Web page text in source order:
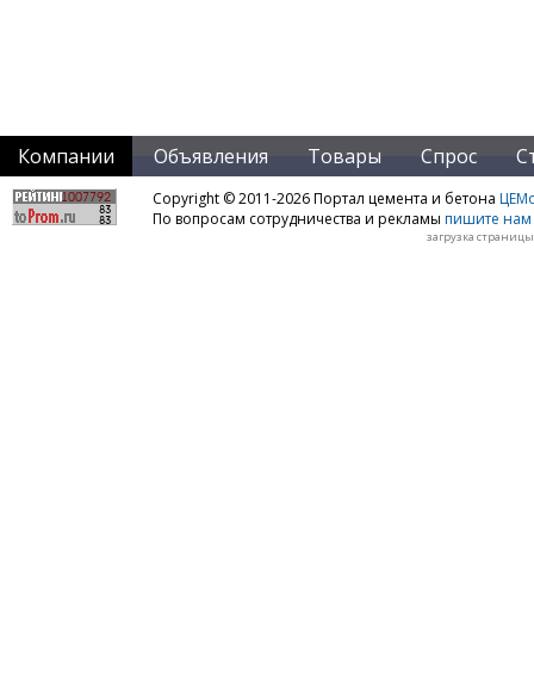
Компании Объявления Товары Спрос
Copyright © 2011-2026 Портал цемента и бетона
По вопросам сотрудничества и рекламы пишите нам
загрузка